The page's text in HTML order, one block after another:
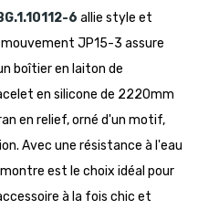
6 allie style et
JP15-3 assure
boîtier en laiton de
en silicone de 2220mm
en relief, orné d'un motif,
Avec une résistance à l'eau
est le choix idéal pour
à la fois chic et